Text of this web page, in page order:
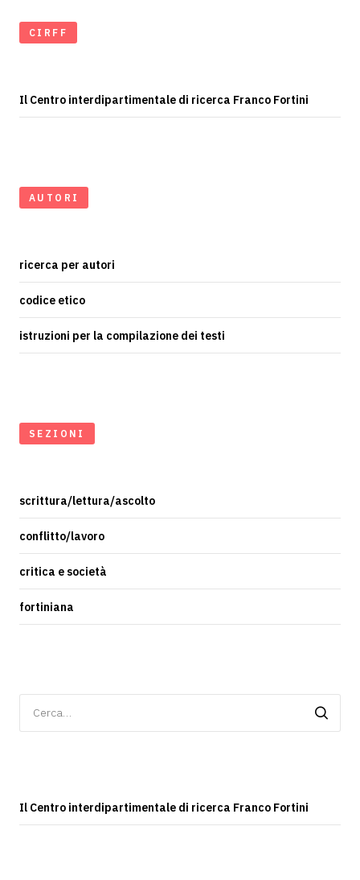
CIRFF
Il Centro interdipartimentale di ricerca Franco Fortini
AUTORI
ricerca per autori
codice etico
istruzioni per la compilazione dei testi
SEZIONI
scrittura/lettura/ascolto
conflitto/lavoro
critica e società
fortiniana
per:
Il Centro interdipartimentale di ricerca Franco Fortini